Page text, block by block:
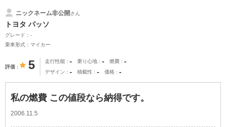
ニックネーム非公開さん
トヨタ パッソ
グレード：-
乗車形式：マイカー
評価 5 走行性能 - 乗り心地 - 燃費 -
デザイン - 積載性 - 価格 -
私の燃費 この値段なら納得です。
2006.11.5